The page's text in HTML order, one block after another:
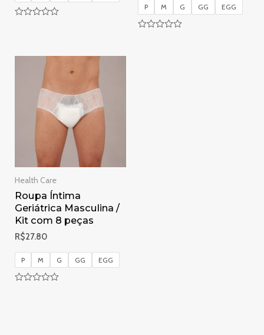
P M G GG EGG
Health Care
Roupa Íntima
Geriátrica Masculina /
Kit com 8 peças
R$27.80
P M G GG EGG